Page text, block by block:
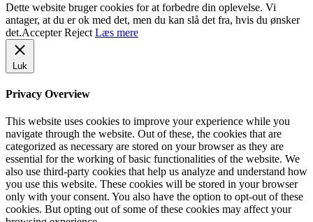
Dette website bruger cookies for at forbedre din oplevelse. Vi
antager, at du er ok med det, men du kan slå det fra, hvis du ønsker
det.Accepter Reject Læs mere
Luk
Privacy Overview
This website uses cookies to improve your experience while you
navigate through the website. Out of these, the cookies that are
categorized as necessary are stored on your browser as they are
essential for the working of basic functionalities of the website. We
also use third-party cookies that help us analyze and understand how
you use this website. These cookies will be stored in your browser
only with your consent. You also have the option to opt-out of these
cookies. But opting out of some of these cookies may affect your